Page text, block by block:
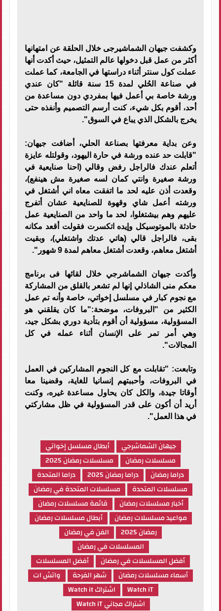
وكشفت جيهان الشماشيرجى خلال الحلقة عن امتهانها
أكثر من عمل قبل دخولها عالم التمثيل، حيث أكدت أنها
عملت كول سنتر أثناء دراستها في الجامعة، كما عملت
في صناعة الحُلي لمدة 15 سنة قائلة "كان عندي
ورشة خاصة بي أعمل فيها بمفردي دون مساعدة من
أحد، أقوم بكل شيء، كنت أرسم التصميم وأنفذه حتى
يخرج بالشكل الذي يباع في السوق".
وعن بداية معرفتها بصناعة الحلي، أضافت جيهان:
"قابلت حد عنده ورشة في حارة اليهود، وقولتله عايزة
أتعلم عندك فالراجل رفض وقالي (احنا صنايعية في
ورشة صغيرة وانتي كمان لسه صغيرة مش هينفع)،
وقعدت أذن عليه لحد ما اتفقت معاه اني أشتغل في
ورشته أعمل شاي وقهوة للصنايعية عشان أتفرج
عليهم وهم بيشتغلوا، لحد ما واحد من الصنايعية عمل
حادثة بالموتوسيكل وإيده اتكسرت فقولت أقعد مكانه
بقى، فالراجل قالي (هاتي عدتك واشتغلي)، وبقيت
أشتغل معاهم، وقعدت أشتغل معاهم لمدة 9 شهور".
وأكدت جيهان الشماشرجي خلال لقائها فى برنامج
معكم منى الشاذلي إنها لم تشعر بالقلق من المشاركة
مع نجوم كبار في مسلسل إخواتي، خاصة وأنه تم عمل
الكثير من "البروفات، موضحة:"ما كان يقلقني هو
المسؤولية، مسؤولية أن أقوم بتأدية دوري بشكل جيد،
وهي أمر تمر على الإنسان أثناء عمله في كل
المجالات".
وتابعت: "تقابلت مع كل النجوم المشاركين في العمل
في البروفات، وأحببتهم إنسانيا للغاية، وقضينا معا
أوقاتا جيدة، والكل كان يحاول مساعدة غيره، وكنت
أريد أن أكون على قدر المسؤولية في ظل مشاركتي
في هذا العمل".
جيهان الشماشرجي
أبطال مسلسل إخواتي
مسلسلات رمضان
مسلسلات رمضان 2025
دراما رمضان
دراما رمضان 2025
دراما المتحدة
مسلسلات المتحدة
مسلسلات المتحدة في رمضان
أخبار مسلسلات رمضان
قائمة مسلسلات رمضان
مواعيد مسلسلات رمضان
أبطال مسلسلات رمضان
رمضان 2025
الفن في رمضان
المسلسلات في رمضان
أفضل المسلسلات في رمضان
أفضل المسلسلات
أسماء مسلسلات رمضان
شهر الفرحة
واتش ات
Watch iT
اشتراك Watch it
اشتراك مجاني Watch iT